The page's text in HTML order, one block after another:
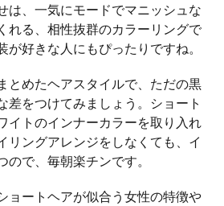
は、一気にモードでマニッシュな
れる、相性抜群のカラーリングで
が好きな人にもぴったりですね。
とめたヘアスタイルで、ただの黒
差をつけてみましょう。ショート
イトのインナーカラーを取り入れ
リングアレンジをしなくても、イ
ので、毎朝楽チンです。
ョートヘアが似合う女性の特徴や